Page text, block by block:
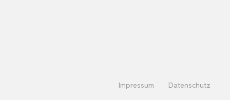
Impressum Datenschutz